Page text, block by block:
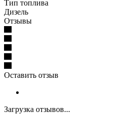
Тип топлива
Дизель
Отзывы
Оставить отзыв
Загрузка отзывов...